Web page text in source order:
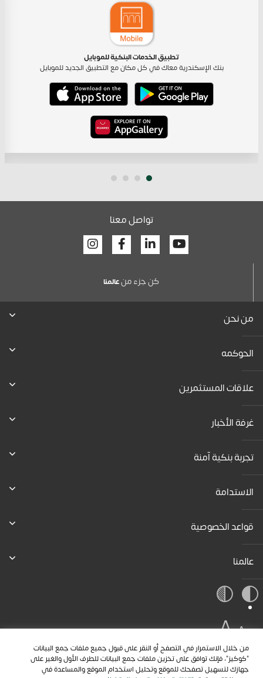
من خلال الاستمرار في التصفح أو النقر على قبول جميع ملفات جمع البيانات
"كوكيز"، فإنك توافق على تخزين ملفات جمع البيانات للطرف الأول والغير على
جهازك لتسهيل تصفحك للموقع وتحليل استخدام الموقع والمساعدة في
تطبيق الخدمات البنكية للموبايل
بنك الإسكندرية معاك في كل مكان مع التطبيق الجديد للموبايل
تواصل معنا
Youtube
Linkedin
Facebook
كن جزء منعالمنا
من نحن
الحوكمه
علاقات المستثمرين
غرفة الأخبار
تجربة بنكية آمنة
الاستدامة
قواعد الخصوصية
عالمنا
A
A
A